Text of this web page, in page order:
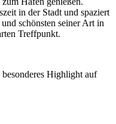
in der Stadt und spaziert
schönsten seiner Art in
Treffpunkt.
Highlight auf